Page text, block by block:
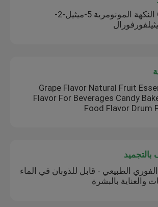
CAS 620-02-0 النكهة المونومرية 5-ميثيل-2-
Grape Flavor Natural Fruit
Flavor For Beverages Candy
Food Flavor Drum
الطبيعي - قابل للذوبان في الماء
والعناية بالبشرة